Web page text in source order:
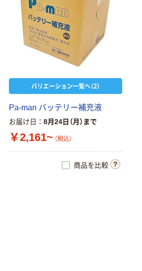
バリエーション一覧へ（2）
Pa-man バッテリー補充液
お届け日 8月24日（月）まで
￥2,161~ （税込）
商品を比較